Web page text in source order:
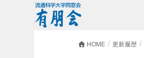
HOME 更新履歴